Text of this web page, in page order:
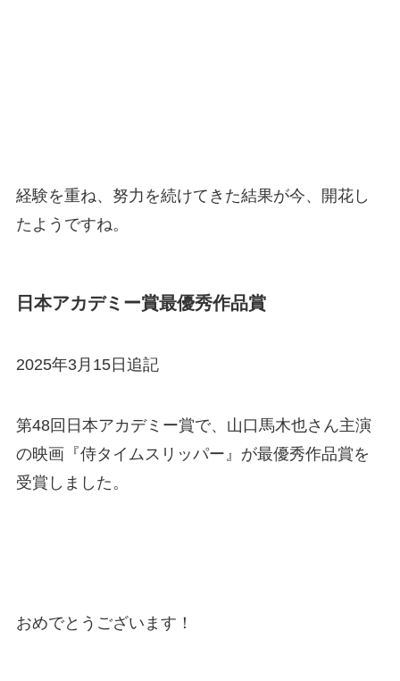
経験を重ね、努力を続けてきた結果が今、開花し
たようですね。
日本アカデミー賞最優秀作品賞
2025年3月15日追記
第48回日本アカデミー賞で、山口馬木也さん主演
の映画『侍タイムスリッパー』が最優秀作品賞を
受賞しました。
おめでとうございます！